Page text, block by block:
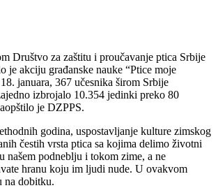
Društvo za zaštitu i proučavanje ptica Srbije
je akciju građanske nauke “Ptice moje
januara, 367 učesnika širom Srbije
izbrojalo 10.354 jedinki preko 80
je DZPPS.
godina, uspostavljanje kulture zimskog
čestih vrsta ptica sa kojima delimo životni
našem podneblju i tokom zime, a ne
hranu koju im ljudi nude. U ovakvom
na dobitku.